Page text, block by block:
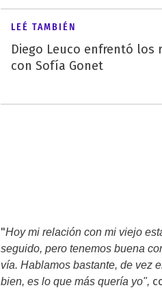
LEÉ TAMBIÉN
Diego Leuco enfrentó los
con Sofía Gonet
"Hoy mi relación con mi viejo
seguido, pero tenemos buena
vía. Hablamos bastante, de vez
bien, es lo que más quería yo",